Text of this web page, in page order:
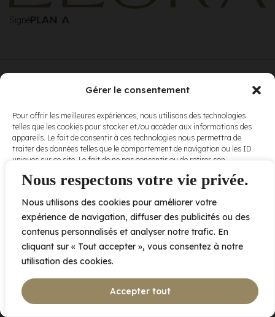
Nous respectons votre vie privée.
Nous utilisons des cookies pour améliorer votre
expérience de navigation, diffuser des publicités ou des
contenus personnalisés et analyser notre trafic. En
cliquant sur « Tout accepter », vous consentez à notre
utilisation des cookies.
Accepter tout
Gérer le consentement
Pour offrir les meilleures expériences, nous utilisons des technologies
telles que les cookies pour stocker et/ou accéder aux informations des
appareils. Le fait de consentir à ces technologies nous permettra de
traiter des données telles que le comportement de navigation ou les ID
uniques sur ce site. Le fait de ne pas consentir ou de retirer son
et fonctions.
Accepter
Refuser
Signé
conditions
d’utilisationet
nospolitiques
de
confidentialité .
2005 av. de Bois-de-Boulogne, Laval QC H7N 0J7